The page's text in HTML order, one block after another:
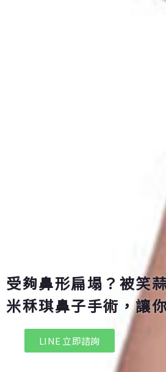
受夠鼻形扁塌？被笑
米秝琪鼻子手術，讓
LINE 立即諮詢